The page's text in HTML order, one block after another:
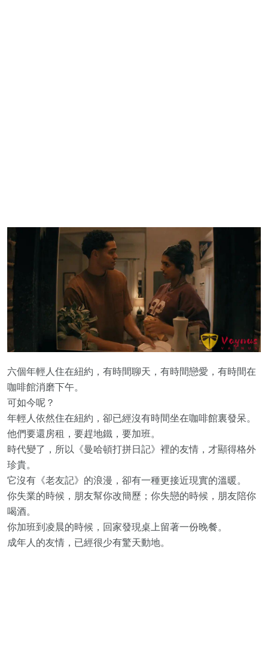
六個年輕人住在紐約，有時間聊天，有時間戀愛，有時間在
咖啡館消磨下午。
可如今呢？
年輕人依然住在紐約，卻已經沒有時間坐在咖啡館裏發呆。
他們要還房租，要趕地鐵，要加班。
時代變了，所以《曼哈頓打拼日記》裡的友情，才顯得格外
珍貴。
它沒有《老友記》的浪漫，卻有一種更接近現實的溫暖。
你失業的時候，朋友幫你改簡歷；你失戀的時候，朋友陪你
喝酒。
你加班到凌晨的時候，回家發現桌上留著一份晚餐。
成年人的友情，已經很少有驚天動地。